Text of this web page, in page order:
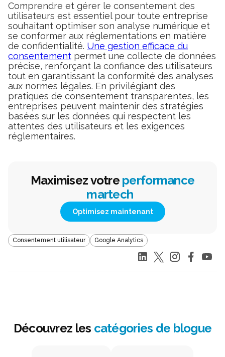
Comprendre et gérer le consentement des
utilisateurs est essentiel pour toute entreprise
souhaitant optimiser son analyse numérique et
se conformer aux réglementations en matière
de confidentialité. Une gestion efficace du
consentement permet une collecte de données
précise, renforçant la confiance des utilisateurs
tout en garantissant la conformité des analyses
aux normes légales. En privilégiant des
pratiques de consentement transparentes, les
entreprises peuvent maintenir des stratégies
basées sur les données qui respectent les
attentes des utilisateurs et les exigences
réglementaires.
Maximisez votre performance
martech
Optimisez maintenant
Consentement utilisateur Google Analytics
Découvrez les catégories de blogue